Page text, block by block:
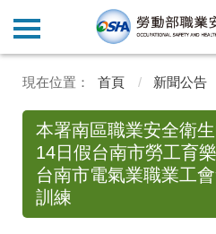
首頁 新聞公告
本署南區職業安全衛
14日假台南市勞工育
台南市電氣業職業工
訓練